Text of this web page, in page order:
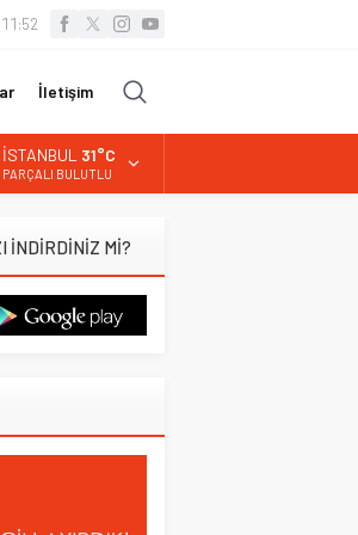
İletişim
İSTANBUL 31°C
PARÇALI BULUTLU
İNDİRDİNİZ Mİ?